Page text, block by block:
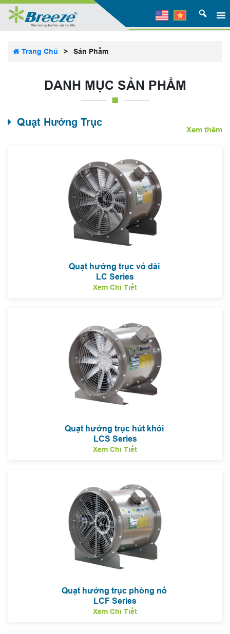
Trang Chủ > Sản Phẩm
DANH MỤC SẢN PHẨM
Quạt Hướng Trục
Xem thêm
Quạt hướng trục vỏ dài
LC Series
Xem Chi Tiết
Quạt hướng trục hút khói
LCS Series
Xem Chi Tiết
Quạt hướng trục phòng nổ
LCF Series
Xem Chi Tiết